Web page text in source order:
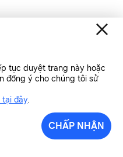
Samsung Xin chào
tục duyệt trang này hoặc
đồng ý cho chúng tôi sử
tại đây.
CHẤP NHẬN